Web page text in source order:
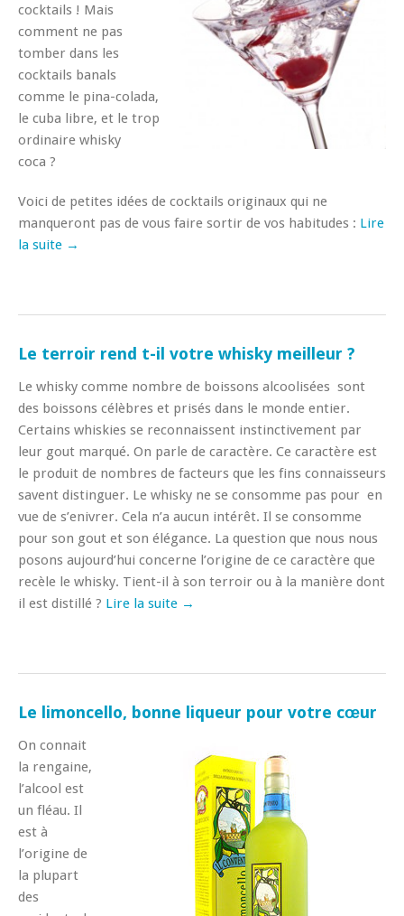
cocktails ! Mais
comment ne pas
tomber dans les
cocktails banals
comme le pina-colada,
le cuba libre, et le trop
ordinaire whisky
coca ?
Voici de petites idées de cocktails originaux qui ne
manqueront pas de vous faire sortir de vos habitudes : Lire
la suite →
Le terroir rend t-il votre whisky meilleur ?
Le whisky comme nombre de boissons alcoolisées sont
des boissons célèbres et prisés dans le monde entier.
Certains whiskies se reconnaissent instinctivement par
leur gout marqué. On parle de caractère. Ce caractère est
le produit de nombres de facteurs que les fins connaisseurs
savent distinguer. Le whisky ne se consomme pas pour en
vue de s’enivrer. Cela n’a aucun intérêt. Il se consomme
pour son gout et son élégance. La question que nous nous
posons aujourd’hui concerne l’origine de ce caractère que
recèle le whisky. Tient-il à son terroir ou à la manière dont
il est distillé ? Lire la suite →
Le limoncello, bonne liqueur pour votre cœur
On connait
la rengaine,
l’alcool est
un fléau. Il
est à
l’origine de
la plupart
des